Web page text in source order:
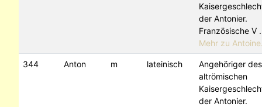
der Antonier.
Französische V
Mehr zu
344 Anton m lateinisch
Angehöriger des
altrömischen
der Antonier.